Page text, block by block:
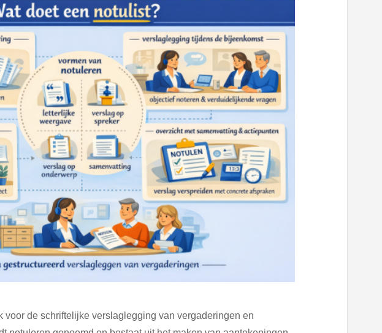
voor de schriftelijke verslaglegging van vergaderingen en